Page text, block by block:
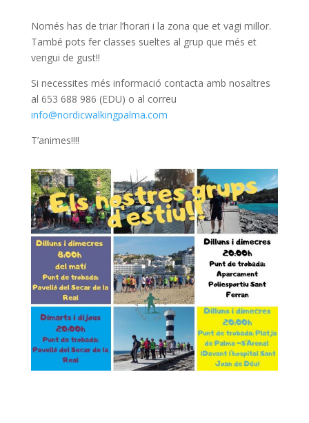
Només has de triar l’horari i la zona que et vagi millor.
També pots fer classes sueltes al grup que més et
vengui de gust!!
Si necessites més informació contacta amb nosaltres
al 653 688 986 (EDU) o al correu
info@nordicwalkingpalma.com
T’animes!!!!